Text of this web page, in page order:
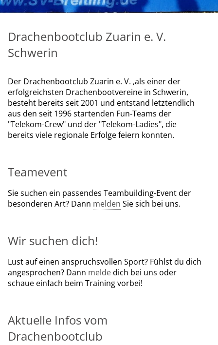
Drachenbootclub Zuarin e. V.
Schwerin
Der Drachenbootclub Zuarin e. V. ,als einer der
erfolgreichsten Drachenbootvereine in Schwerin,
besteht bereits seit 2001 und entstand letztendlich
aus den seit 1996 startenden Fun-Teams der
"Telekom-Crew" und der "Telekom-Ladies", die
bereits viele regionale Erfolge feiern konnten.
Teamevent
Sie suchen ein passendes Teambuilding-Event der
besonderen Art? Dann melden Sie sich bei uns.
Wir suchen dich!
Lust auf einen anspruchsvollen Sport? Fühlst du dich
angesprochen? Dann meldedich bei uns oder
schaue einfach beim Training vorbei!
Aktuelle Infos vom
Drachenbootclub